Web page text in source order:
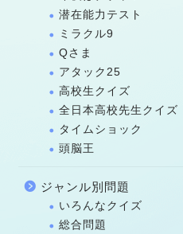
潜在能力テスト
ミラクル9
Qさま
アタック25
高校生クイズ
全日本高校先生クイズ
タイムショック
頭脳王
ジャンル別問題
いろんなクイズ
総合問題